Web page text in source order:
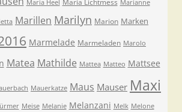
Maria Heel Maria Lichtmess Marianne
Marillen Marilyn Marion Marken
Marmelade Marmeladen Marolo
Matea Mathilde Mattea Matteo Mattsee
Mauerkatze Maus Mauser Maxi
Meise Melanie Melanzani Melk Melone